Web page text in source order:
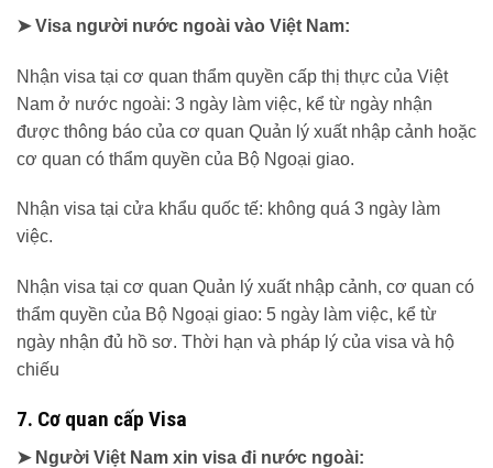
➤ Visa người nước ngoài vào Việt Nam:
Nhận visa tại cơ quan thẩm quyền cấp thị thực của Việt
Nam ở nước ngoài: 3 ngày làm việc, kể từ ngày nhận
được thông báo của cơ quan Quản lý xuất nhập cảnh hoặc
cơ quan có thẩm quyền của Bộ Ngoại giao.
Nhận visa tại cửa khẩu quốc tế: không quá 3 ngày làm
việc.
Nhận visa tại cơ quan Quản lý xuất nhập cảnh, cơ quan có
thẩm quyền của Bộ Ngoại giao: 5 ngày làm việc, kể từ
ngày nhận đủ hồ sơ. Thời hạn và pháp lý của visa và hộ
chiếu
7. Cơ quan cấp Visa
➤ Người Việt Nam xin visa đi nước ngoài: